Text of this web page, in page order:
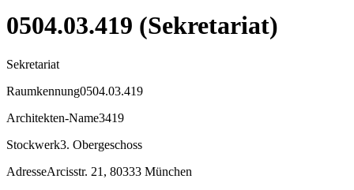
0504.03.419 (Sekretariat)
Sekretariat
Raumkennung0504.03.419
Architekten-Name3419
Stockwerk3. Obergeschoss
AdresseArcisstr. 21, 80333 München